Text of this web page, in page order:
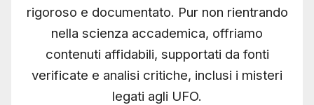
rigoroso e documentato. Pur non rientrando
nella scienza accademica, offriamo
contenuti affidabili, supportati da fonti
verificate e analisi critiche, inclusi i misteri
legati agli UFO.